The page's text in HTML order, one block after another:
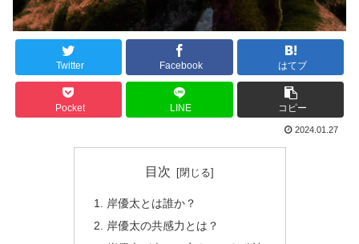
Twitter Facebook はてブ
Pocket LINE コピー
2024.01.27
目次
岸優太とは誰か？
岸優太の共感力とは？